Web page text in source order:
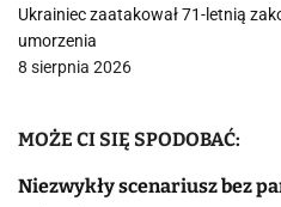
Ukrainiec zaatakował 71-letnią
umorzenia
8 sierpnia 2026
MOŻE CI SIĘ SPODOBAĆ:
Niezwykły scenariusz bez